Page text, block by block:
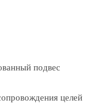
подвес
целей